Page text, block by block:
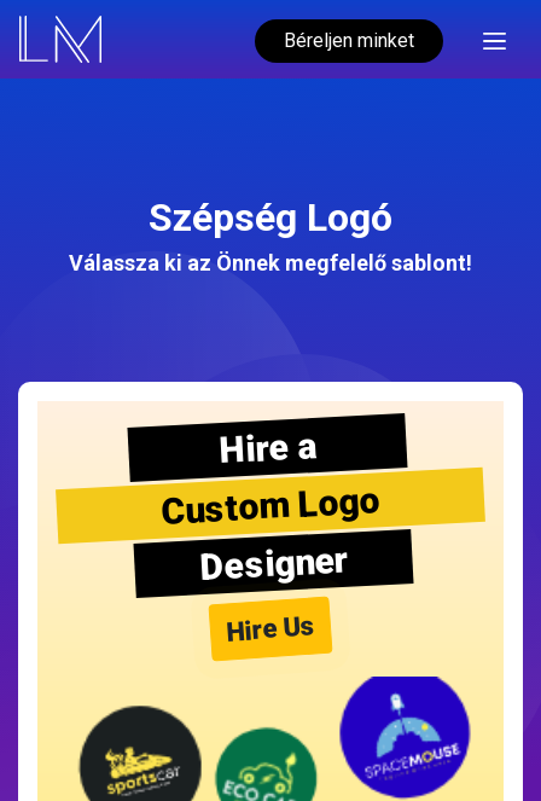
Béreljen minket
Szépség Logó
Válassza ki az Önnek megfelelő sablont!
Hire a
Custom Logo
Designer
Hire Us